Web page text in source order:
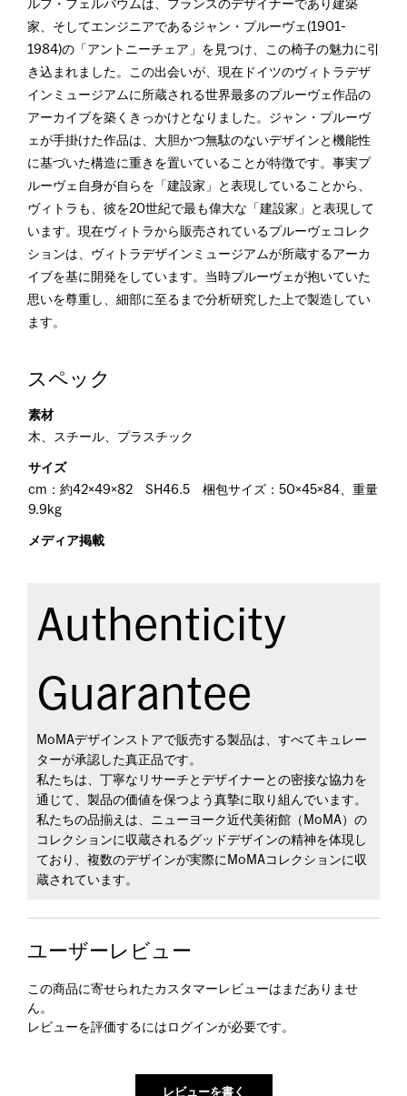
ルフ・フェルバウムは、フランスのデザイナーであり建築
家、そしてエンジニアであるジャン・プルーヴェ(1901-
1984)の「アントニーチェア」を見つけ、この椅子の魅力に引
き込まれました。この出会いが、現在ドイツのヴィトラデザ
インミュージアムに所蔵される世界最多のプルーヴェ作品の
アーカイブを築くきっかけとなりました。ジャン・プルーヴ
ェが手掛けた作品は、大胆かつ無駄のないデザインと機能性
に基づいた構造に重きを置いていることが特徴です。事実プ
ルーヴェ自身が自らを「建設家」と表現していることから、
ヴィトラも、彼を20世紀で最も偉大な「建設家」と表現して
います。現在ヴィトラから販売されているプルーヴェコレク
ションは、ヴィトラデザインミュージアムが所蔵するアーカ
イブを基に開発をしています。当時プルーヴェが抱いていた
思いを尊重し、細部に至るまで分析研究した上で製造してい
ます。
スペック
素材
木、スチール、プラスチック
サイズ
cm：約42×49×82 SH46.5 梱包サイズ：50×45×84、重量
9.9kg
メディア掲載
Authenticity
Guarantee
MoMAデザインストアで販売する製品は、すべてキュレー
ターが承認した真正品です。
私たちは、丁寧なリサーチとデザイナーとの密接な協力を
通じて、製品の価値を保つよう真摯に取り組んでいます。
私たちの品揃えは、ニューヨーク近代美術館（MoMA）の
コレクションに収蔵されるグッドデザインの精神を体現し
ており、複数のデザインが実際にMoMAコレクションに収
蔵されています。
ユーザーレビュー
この商品に寄せられたカスタマーレビューはまだありませ
ん。
レビューを評価するには ログインが必要です。